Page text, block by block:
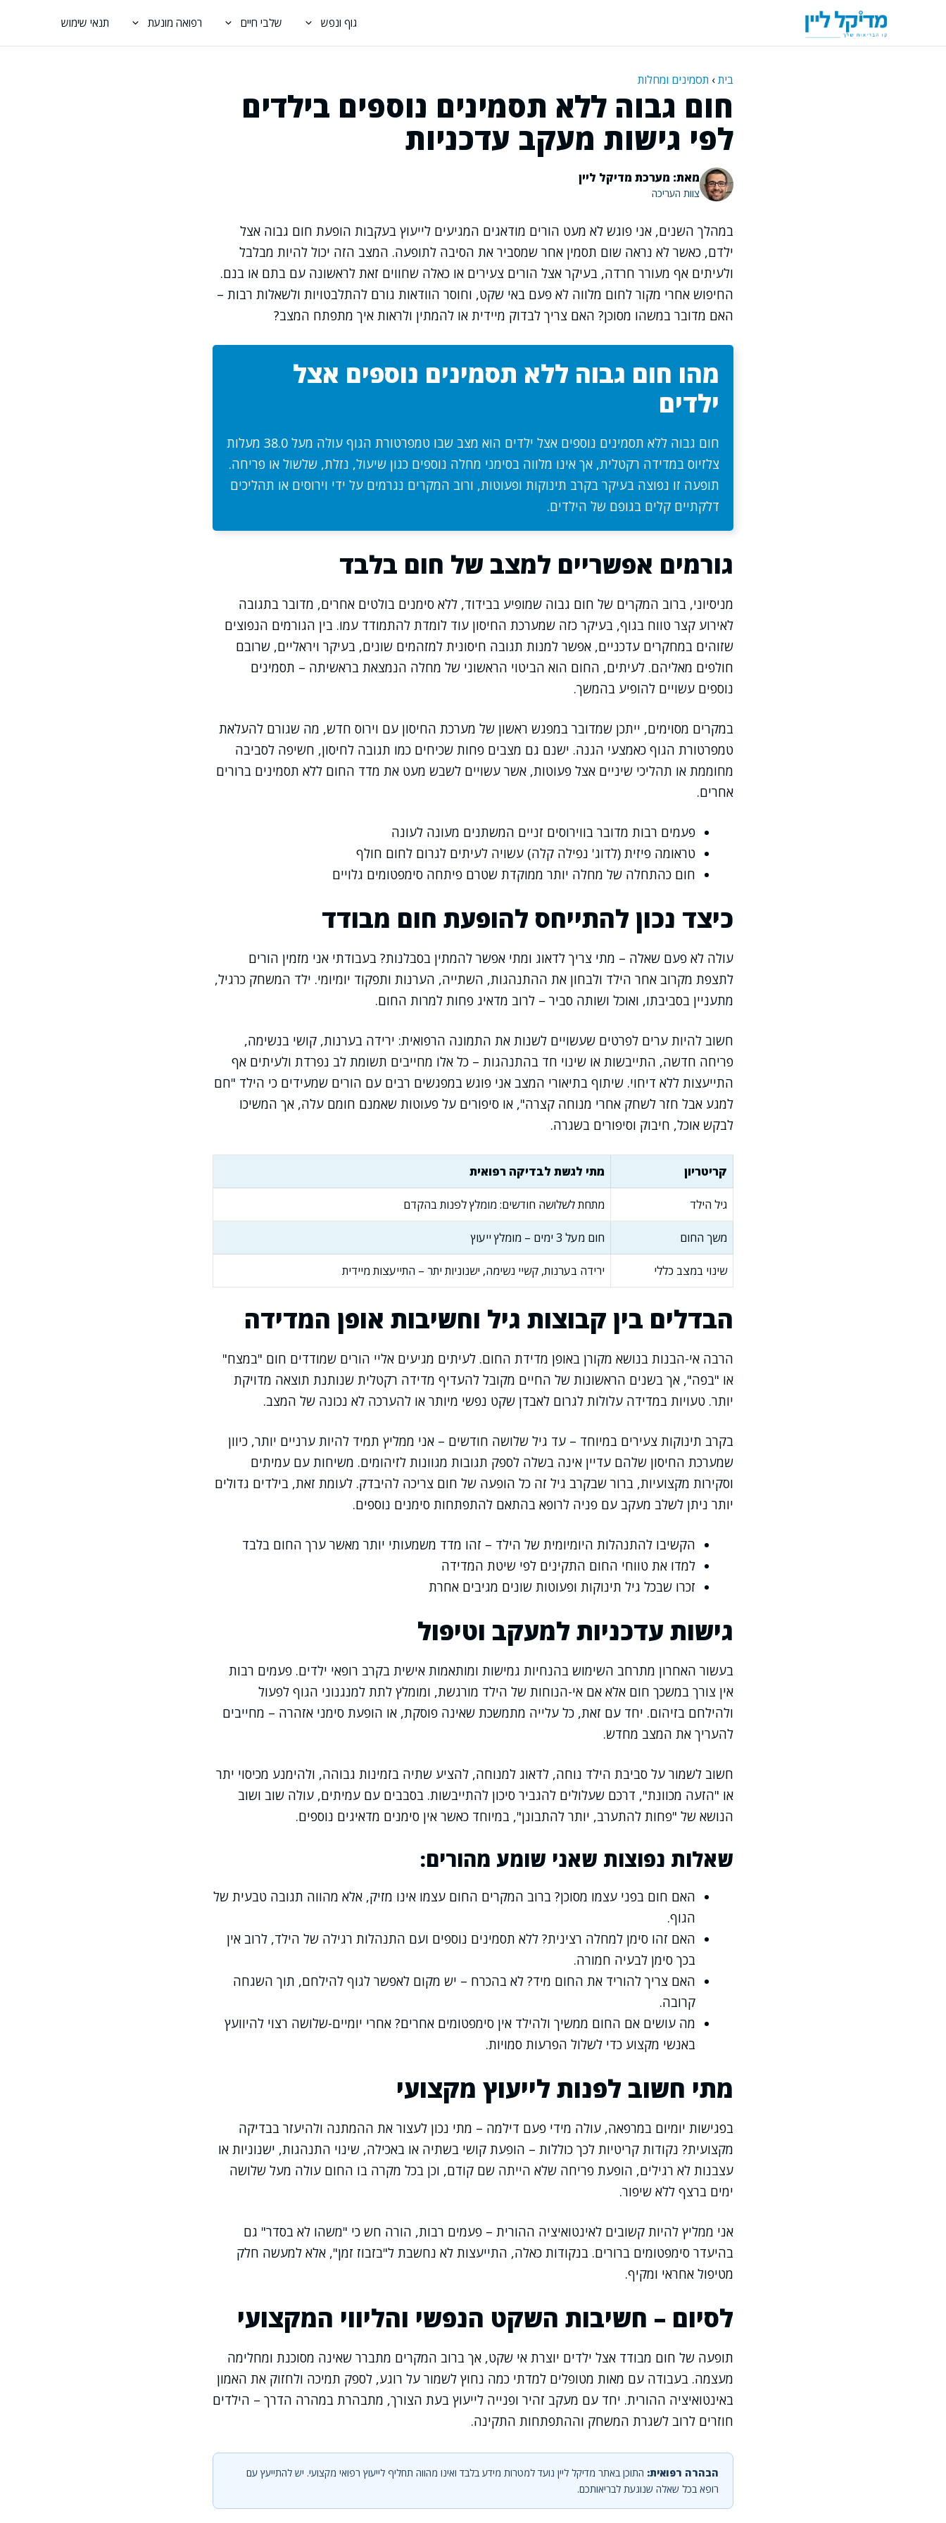
גוף ונפש שלבי חיים רפואה מונעת תנאי שימוש
בית› תסמינים ומחלות
חום גבוה ללא תסמינים נוספים בילדים
לפי גישות מעקב עדכניות
מאת: מערכת מדיקל ליין
צוות העריכה
במהלך השנים, אני פוגש לא מעט הורים מודאגים המגיעים לייעוץ בעקבות הופעת חום גבוה אצל
ילדם, כאשר לא נראה שום תסמין אחר שמסביר את הסיבה לתופעה. המצב הזה יכול להיות מבלבל
ולעיתים אף מעורר חרדה, בעיקר אצל הורים צעירים או כאלה שחווים זאת לראשונה עם בתם או בנם.
החיפוש אחרי מקור לחום מלווה לא פעם באי שקט, וחוסר הוודאות גורם להתלבטויות ולשאלות רבות –
האם מדובר במשהו מסוכן? האם צריך לבדוק מיידית או להמתין ולראות איך מתפתח המצב?
מהו חום גבוה ללא תסמינים נוספים אצל
ילדים
חום גבוה ללא תסמינים נוספים אצל ילדים הוא מצב שבו טמפרטורת הגוף עולה מעל 38.0 מעלות
צלזיוס במדידה רקטלית, אך אינו מלווה בסימני מחלה נוספים כגון שיעול, נזלת, שלשול או פריחה.
תופעה זו נפוצה בעיקר בקרב תינוקות ופעוטות, ורוב המקרים נגרמים על ידי וירוסים או תהליכים
דלקתיים קלים בגופם של הילדים.
גורמים אפשריים למצב של חום בלבד
מניסיוני, ברוב המקרים של חום גבוה שמופיע בבידוד, ללא סימנים בולטים אחרים, מדובר בתגובה
לאירוע קצר טווח בגוף, בעיקר כזה שמערכת החיסון עוד לומדת להתמודד עמו. בין הגורמים הנפוצים
שזוהים במחקרים עדכניים, אפשר למנות תגובה חיסונית למזהמים שונים, בעיקר ויראליים, שרובם
חולפים מאליהם. לעיתים, החום הוא הביטוי הראשוני של מחלה הנמצאת בראשיתה – תסמינים
נוספים עשויים להופיע בהמשך.
במקרים מסוימים, ייתכן שמדובר במפגש ראשון של מערכת החיסון עם וירוס חדש, מה שגורם להעלאת
טמפרטורת הגוף כאמצעי הגנה. ישנם גם מצבים פחות שכיחים כמו תגובה לחיסון, חשיפה לסביבה
מחוממת או תהליכי שיניים אצל פעוטות, אשר עשויים לשבש מעט את מדד החום ללא תסמינים ברורים
אחרים.
פעמים רבות מדובר בווירוסים זניים המשתנים מעונה לעונה
טראומה פיזית (לדוג' נפילה קלה) עשויה לעיתים לגרום לחום חולף
חום כהתחלה של מחלה יותר ממוקדת שטרם פיתחה סימפטומים גלויים
כיצד נכון להתייחס להופעת חום מבודד
עולה לא פעם שאלה – מתי צריך לדאוג ומתי אפשר להמתין בסבלנות? בעבודתי אני מזמין הורים
לתצפת מקרוב אחר הילד ולבחון את ההתנהגות, השתייה, הערנות ותפקוד יומיומי. ילד המשחק כרגיל,
מתעניין בסביבתו, ואוכל ושותה סביר – לרוב מדאיג פחות למרות החום.
חשוב להיות ערים לפרטים שעשויים לשנות את התמונה הרפואית: ירידה בערנות, קושי בנשימה,
פריחה חדשה, התייבשות או שינוי חד בהתנהגות – כל אלו מחייבים תשומת לב נפרדת ולעיתים אף
התייעצות ללא דיחוי. שיתוף בתיאורי המצב אני פוגש במפגשים רבים עם הורים שמעידים כי הילד "חם
למגע אבל חזר לשחק אחרי מנוחה קצרה", או סיפורים על פעוטות שאמנם חומם עלה, אך המשיכו
לבקש אוכל, חיבוק וסיפורים בשגרה.
קריטריון מתי לגשת לבדיקה רפואית
גיל הילד מתחת לשלושה חודשים: מומלץ לפנות בהקדם
משך החום חום מעל 3 ימים – מומלץ ייעוץ
שינוי במצב כללי ירידה בערנות, קשיי נשימה, ישנוניות יתר – התייעצות מיידית
הבדלים בין קבוצות גיל וחשיבות אופן המדידה
הרבה אי-הבנות בנושא מקורן באופן מדידת החום. לעיתים מגיעים אליי הורים שמודדים חום "במצח"
או "בפה", אך בשנים הראשונות של החיים מקובל להעדיף מדידה רקטלית שנותנת תוצאה מדויקת
יותר. טעויות במדידה עלולות לגרום לאבדן שקט נפשי מיותר או להערכה לא נכונה של המצב.
בקרב תינוקות צעירים במיוחד – עד גיל שלושה חודשים – אני ממליץ תמיד להיות ערניים יותר, כיוון
שמערכת החיסון שלהם עדיין אינה בשלה לספק תגובות מגוונות לזיהומים. משיחות עם עמיתים
וסקירות מקצועיות, ברור שבקרב גיל זה כל הופעה של חום צריכה להיבדק. לעומת זאת, בילדים גדולים
יותר ניתן לשלב מעקב עם פניה לרופא בהתאם להתפתחות סימנים נוספים.
הקשיבו להתנהלות היומיומית של הילד – זהו מדד משמעותי יותר מאשר ערך החום בלבד
למדו את טווחי החום התקינים לפי שיטת המדידה
זכרו שבכל גיל תינוקות ופעוטות שונים מגיבים אחרת
גישות עדכניות למעקב וטיפול
בעשור האחרון מתרחב השימוש בהנחיות גמישות ומותאמות אישית בקרב רופאי ילדים. פעמים רבות
אין צורך במשכך חום אלא אם אי-הנוחות של הילד מורגשת, ומומלץ לתת למנגנוני הגוף לפעול
ולהילחם בזיהום. יחד עם זאת, כל עלייה מתמשכת שאינה פוסקת, או הופעת סימני אזהרה – מחייבים
להעריך את המצב מחדש.
חשוב לשמור על סביבת הילד נוחה, לדאוג למנוחה, להציע שתיה בזמינות גבוהה, ולהימנע מכיסוי יתר
או "הזעה מכוונת", דרכם שעלולים להגביר סיכון להתייבשות. בסבבים עם עמיתים, עולה שוב ושוב
הנושא של "פחות להתערב, יותר להתבונן", במיוחד כאשר אין סימנים מדאיגים נוספים.
שאלות נפוצות שאני שומע מהורים:
האם חום בפני עצמו מסוכן? ברוב המקרים החום עצמו אינו מזיק, אלא מהווה תגובה טבעית של
הגוף.
האם זהו סימן למחלה רצינית? ללא תסמינים נוספים ועם התנהלות רגילה של הילד, לרוב אין
בכך סימן לבעיה חמורה.
האם צריך להוריד את החום מיד? לא בהכרח – יש מקום לאפשר לגוף להילחם, תוך השגחה
קרובה.
מה עושים אם החום ממשיך ולהילד אין סימפטומים אחרים? אחרי יומיים-שלושה רצוי להיוועץ
באנשי מקצוע כדי לשלול הפרעות סמויות.
מתי חשוב לפנות לייעוץ מקצועי
בפגישות יומיום במרפאה, עולה מידי פעם דילמה – מתי נכון לעצור את ההמתנה ולהיעזר בבדיקה
מקצועית? נקודות קריטיות לכך כוללות – הופעת קושי בשתיה או באכילה, שינוי התנהגות, ישנוניות או
עצבנות לא רגילים, הופעת פריחה שלא הייתה שם קודם, וכן בכל מקרה בו החום עולה מעל שלושה
ימים ברצף ללא שיפור.
אני ממליץ להיות קשובים לאינטואיציה ההורית – פעמים רבות, הורה חש כי "משהו לא בסדר" גם
בהיעדר סימפטומים ברורים. בנקודות כאלה, התייעצות לא נחשבת ל"בזבוז זמן", אלא למעשה חלק
מטיפול אחראי ומקיף.
לסיום – חשיבות השקט הנפשי והליווי המקצועי
תופעה של חום מבודד אצל ילדים יוצרת אי שקט, אך ברוב המקרים מתברר שאינה מסוכנת ומחלימה
מעצמה. בעבודה עם מאות מטופלים למדתי כמה נחוץ לשמור על רוגע, לספק תמיכה ולחזוק את האמון
באינטואיציה ההורית. יחד עם מעקב זהיר ופנייה לייעוץ בעת הצורך, מתבהרת במהרה הדרך – הילדים
חוזרים לרוב לשגרת המשחק וההתפתחות התקינה.
הבהרה רפואית: התוכן באתר מדיקל ליין נועד למטרות מידע בלבד ואינו מהווה תחליף לייעוץ רפואי מקצועי. יש להתייעץ עם
רופא בכל שאלה שנוגעת לבריאותכם.